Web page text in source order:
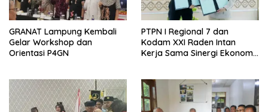
GRANAT Lampung Kembali
Gelar Workshop dan
Orientasi P4GN
PTPN I Regional 7 dan
Kodam XXI Raden Intan
Kerja Sama Sinergi Ekonomi